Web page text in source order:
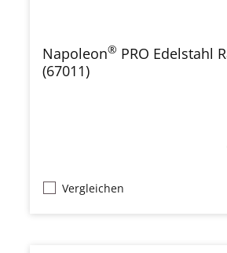
Napoleon® PRO Edelstahl
(67011)
Vergleichen